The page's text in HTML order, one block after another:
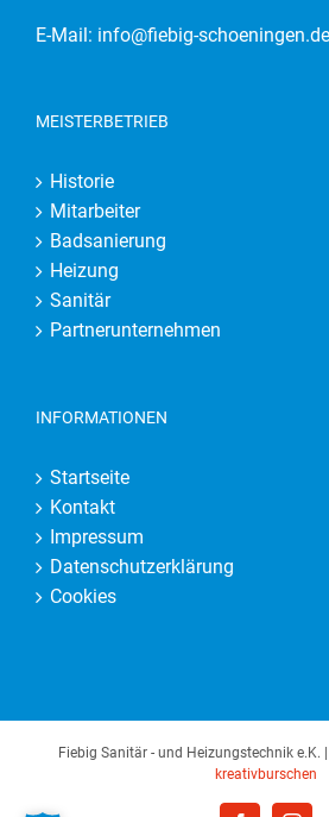
E-Mail: info@fiebig-schoeningen.de
MEISTERBETRIEB
Historie
Mitarbeiter
Badsanierung
Heizung
Sanitär
Partnerunternehmen
INFORMATIONEN
Startseite
Kontakt
Impressum
Datenschutzerklärung
Cookies
Fiebig Sanitär - und Heizungstechnik e.K.
kreativburschen